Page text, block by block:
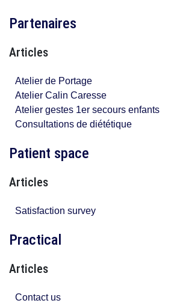
Partenaires
Articles
Atelier de Portage
Atelier Calin Caresse
Atelier gestes 1er secours enfants
Consultations de diététique
Patient space
Articles
Satisfaction survey
Practical
Articles
Contact us